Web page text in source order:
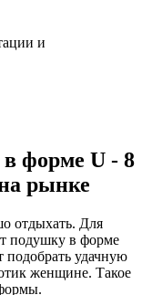
и
форме U - 8
рынке
отдыхать. Для
подушку в форме
подобрать удачную
женщине. Такое